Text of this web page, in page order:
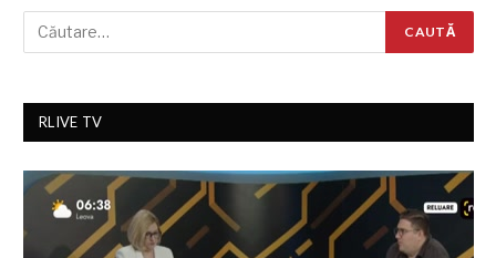
RLIVE TV